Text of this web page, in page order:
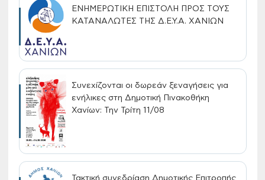
ΕΝΗΜΕΡΩΤΙΚΗ ΕΠΙΣΤΟΛΗ ΠΡΟΣ ΤΟΥΣ
ΚΑΤΑΝΑΛΩΤΕΣ ΤΗΣ Δ.Ε.Υ.Α. ΧΑΝΙΩΝ
Συνεχίζονται οι δωρεάν ξεναγήσεις για
ενήλικες στη Δημοτική Πινακοθήκη
Χανίων: Την Τρίτη 11/08
Τακτική συνεδρίαση Δημοτικής Επιτροπής